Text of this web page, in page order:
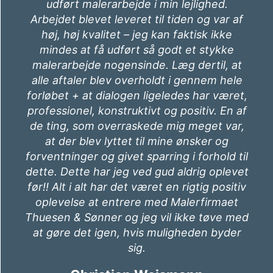
udføre indvendigt malerarbejde i tre
værelser, herunder i soveværelset, i vores
hus.Malerarbejdet er nu gennemført til
vores store tilfredshed – både
tidsmæssigt, kvalitetsmæssigt,
oprydningsmæssigt og prismæssigt.
Malerfirmaet Thuesen & Sønner har
igennem hele forløbet – indledende
besigtigelse, afgivelse af tilbud og
efterfølgende udførelse – været en
troværdig, pålidelig og professionel
samarbejdspartner, som jeg på det
varmeste kan anbefale.Jeg har allerede nu
aftalt med Ronni Thuesen, at Malerfirmaet
Thuesen & Sønner skal udføre udvendigt
malerarbejde i 2016
Michael Reedtz Sparrevohn